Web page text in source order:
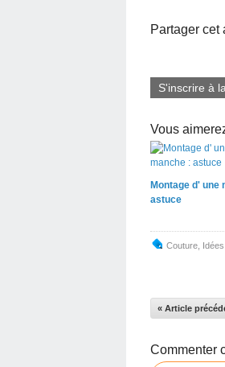
Partager cet
S'inscrire à
Vous
Montage d' une
astuce
Couture
« Article
Commenter